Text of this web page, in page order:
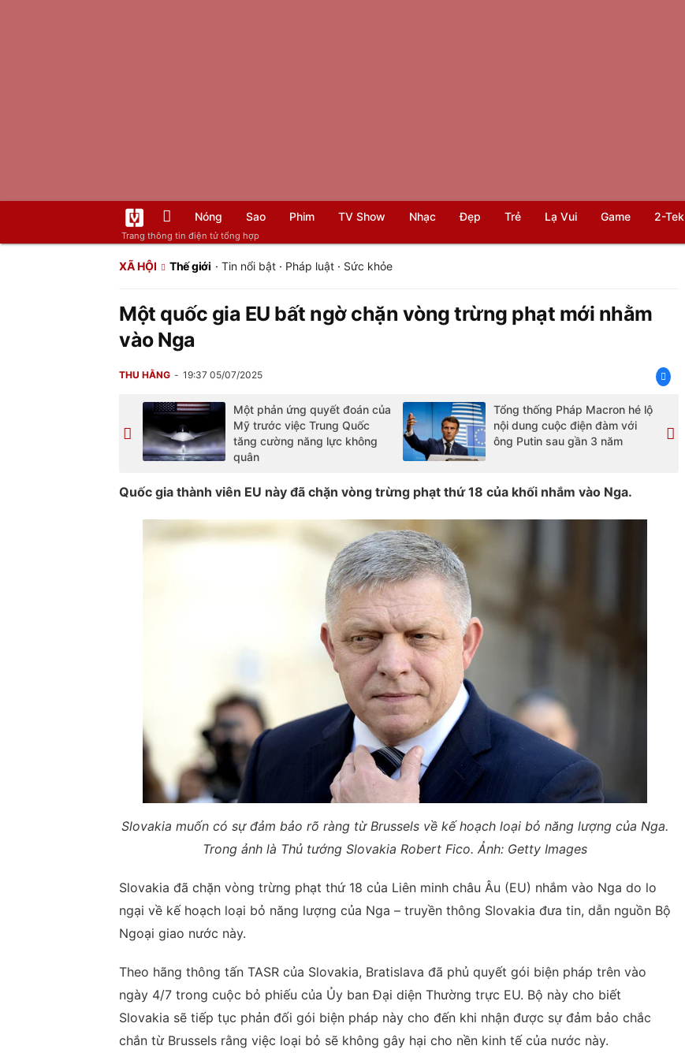
Trang thông tin điện tử tổng hợp
Nóng Sao Phim TV Show Nhạc Đẹp Trẻ Lạ Vui Game 2-Tek
XÃ HỘI Thế giới · Tin nổi bật· Pháp luật· Sức khỏe
Một quốc gia EU bất ngờ chặn vòng trừng phạt mới nhằm
vào Nga
THU HẰNG 19:37 05/07/2025
Một phản ứng quyết đoán của
Mỹ trước việc Trung Quốc
tăng cường năng lực không
quân
Tổng thống Pháp Macron hé lộ
nội dung cuộc điện đàm với
ông Putin sau gần 3 năm
Quốc gia thành viên EU này đã chặn vòng trừng phạt thứ 18 của khối nhắm vào Nga.
Slovakia muốn có sự đảm bảo rõ ràng từ Brussels về kế hoạch loại bỏ năng lượng của Nga.
Trong ảnh là Thủ tướng Slovakia Robert Fico. Ảnh: Getty Images
Slovakia đã chặn vòng trừng phạt thứ 18 của Liên minh châu Âu (EU) nhắm vào Nga do lo
ngại về kế hoạch loại bỏ năng lượng của Nga – truyền thông Slovakia đưa tin, dẫn nguồn Bộ
Ngoại giao nước này.
Theo hãng thông tấn TASR của Slovakia, Bratislava đã phủ quyết gói biện pháp trên vào
ngày 4/7 trong cuộc bỏ phiếu của Ủy ban Đại diện Thường trực EU. Bộ này cho biết
Slovakia sẽ tiếp tục phản đối gói biện pháp này cho đến khi nhận được sự đảm bảo chắc
chắn từ Brussels rằng việc loại bỏ sẽ không gây hại cho nền kinh tế của nước này.